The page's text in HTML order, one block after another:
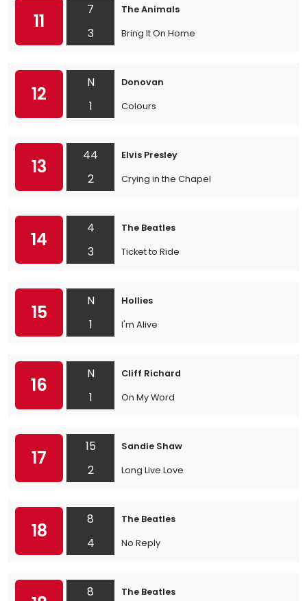
11
7
3
The Animals
Bring It On Home
12
N
1
Donovan
Colours
13
44
2
Elvis Presley
Crying in the Chapel
14
4
3
The Beatles
Ticket to Ride
15
N
1
Hollies
I'm Alive
16
N
1
Cliff Richard
On My Word
17
15
2
Sandie Shaw
Long Live Love
18
8
4
The Beatles
No Reply
8
The Beatles